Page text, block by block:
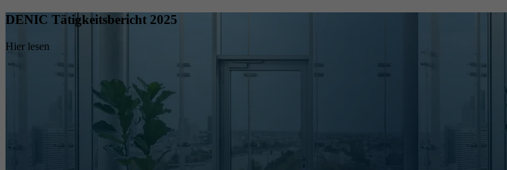
DENIC Tätigkeitsbericht 2025
Hier lesen